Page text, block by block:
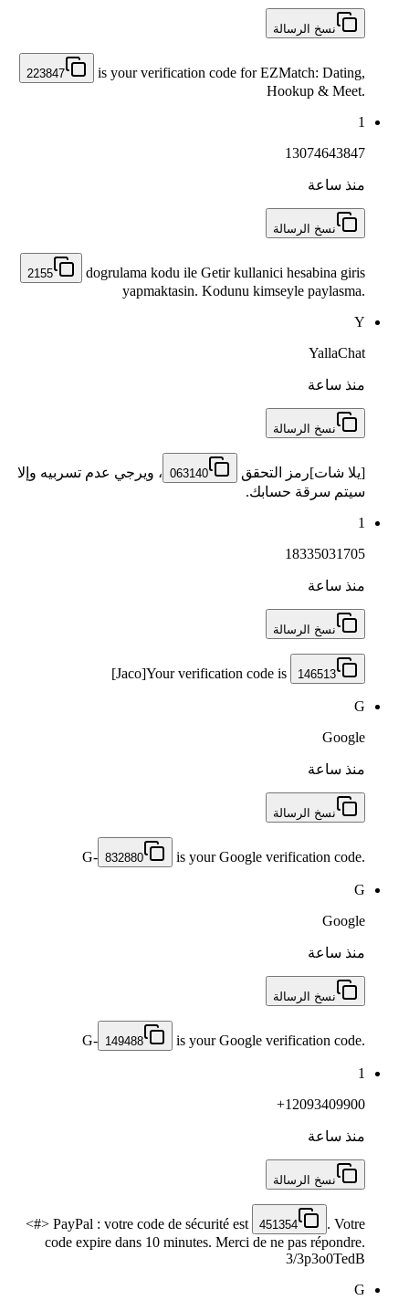
نسخ الرسالة
223847
is your verification code for EZMatch: Dating,
Hookup & Meet.
1
13074643847
منذ ساعة
نسخ الرسالة
2155
dogrulama kodu ile Getir kullanici hesabina giris
yapmaktasin. Kodunu kimseyle paylasma.
Y
YallaChat
منذ ساعة
نسخ الرسالة
[يلا شات]رمز التحقق 063140 ، ويرجي عدم تسربيه وإلا
سيتم سرقة حسابك.
1
18335031705
منذ ساعة
نسخ الرسالة
[Jaco]Your verification code is 146513
G
Google
منذ ساعة
نسخ الرسالة
G- 832880 is your Google verification code.
G
Google
منذ ساعة
نسخ الرسالة
G- 149488 is your Google verification code.
1
+12093409900
منذ ساعة
نسخ الرسالة
<#> PayPal : votre code de sécurité est 451354
. Votre
code expire dans 10 minutes. Merci de ne pas répondre.
3/3p3o0TedB
G